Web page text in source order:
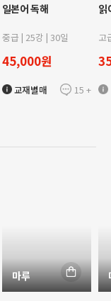
일본어 독해
중급 | 25강 |30일
45,000원
교재별매 15 +
읽
고
마루